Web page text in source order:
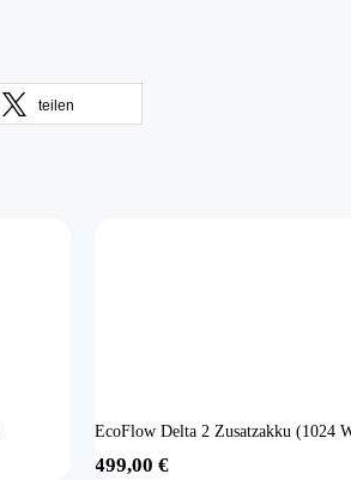
teilen
EcoFlow Delta 2 Zusatzakku (1024
499,00 €